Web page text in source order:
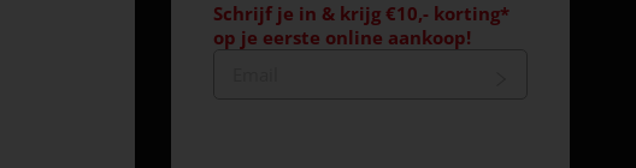
Schrijf je in & krijg €10,- korting*
op je eerste online aankoop!